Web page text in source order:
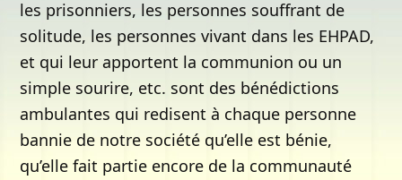
les prisonniers, les personnes souffrant de
solitude, les personnes vivant dans les EHPAD,
et qui leur apportent la communion ou un
simple sourire, etc. sont des bénédictions
ambulantes qui redisent à chaque personne
bannie de notre société qu’elle est bénie,
qu’elle fait partie encore de la communauté